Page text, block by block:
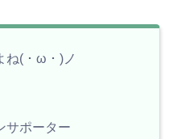
ね( ･ ω ･ )ノ
サポーター